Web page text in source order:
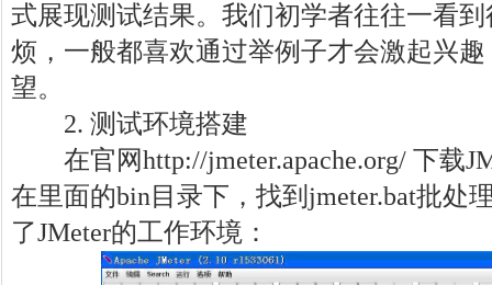
式展现测试结果。我们初学者往往一看
烦，一般都喜欢通过举例子才会激起兴
望。
2. 测试环境搭建
在官网http://jmeter.apache.org/ 下载
在里面的bin目录下，找到jmeter.bat批处
了JMeter的工作环境：